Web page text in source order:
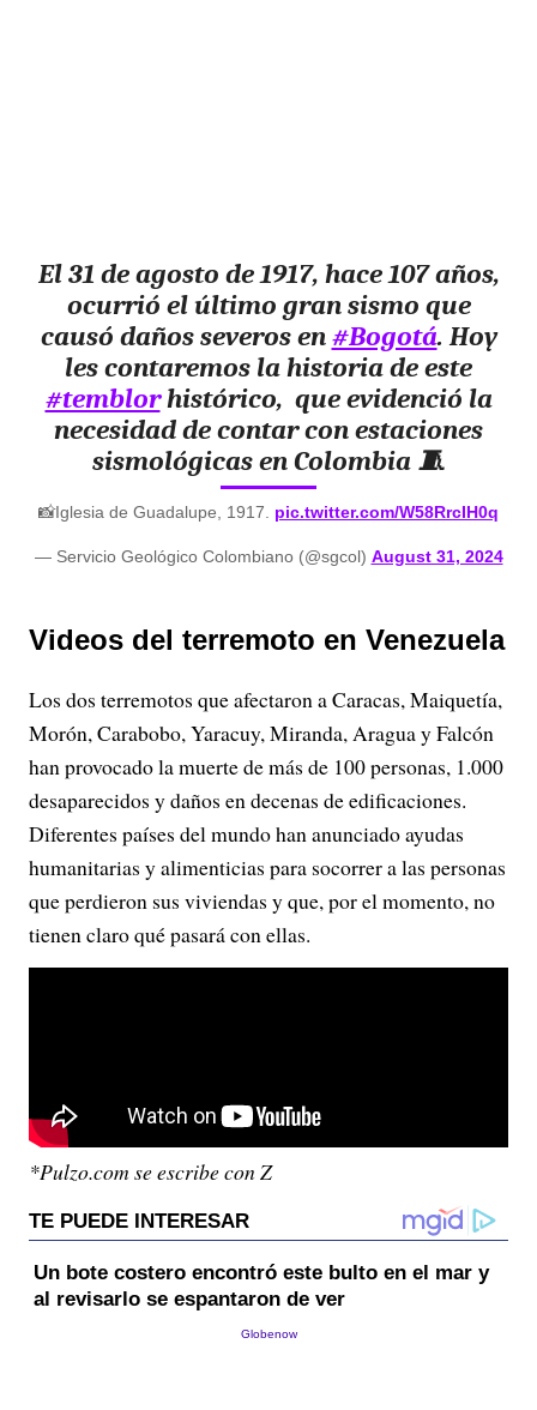
El 31 de agosto de 1917, hace 107 años,
ocurrió el último gran sismo que
causó daños severos en#Bogotá. Hoy
les contaremos la historia de este
#temblorhistórico, que evidenció la
necesidad de contar con estaciones
sismológicas en Colombia 🧵
📸Iglesia de Guadalupe, 1917. pic.twitter.com/W58RrcIH0q
— Servicio Geológico Colombiano (@sgcol) August 31, 2024
Videos del terremoto en Venezuela
Los dos terremotos que afectaron a Caracas, Maiquetía,
Morón, Carabobo, Yaracuy, Miranda, Aragua y Falcón
han provocado la muerte de más de 100 personas, 1.000
desaparecidos y daños en decenas de edificaciones.
Diferentes países del mundo han anunciado ayudas
humanitarias y alimenticias para socorrer a las personas
que perdieron sus viviendas y que, por el momento, no
tienen claro qué pasará con ellas.
*Pulzo.com se escribe con Z